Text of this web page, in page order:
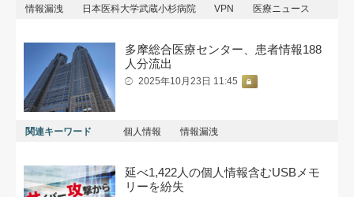
情報漏洩
日本医科大学武蔵小杉病院 VPN 医療ニュース
多摩総合医療センター、患者情報188
人分流出
2025年10月23日 11:45
関連キーワード 個人情報 情報漏洩
延べ1,422人の個人情報含むUSBメモ
リーを紛失